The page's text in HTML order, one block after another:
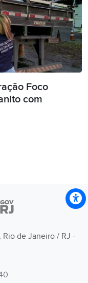
Foco
com
Rio de Janeiro / RJ -